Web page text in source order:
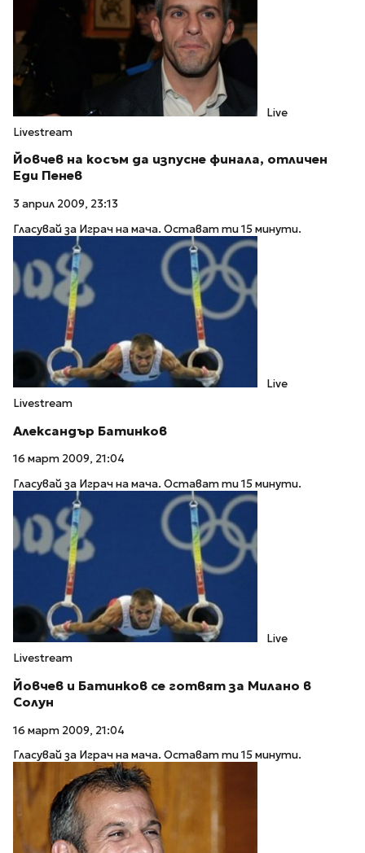
Live
Livestream
Йовчев на косъм да изпусне финала, отличен
Еди Пенев
3 април 2009, 23:13
Гласувай за Играч на мача. Остават ти 15 минути.
Live
Livestream
Александър Батинков
16 март 2009, 21:04
Гласувай за Играч на мача. Остават ти 15 минути.
Live
Livestream
Йовчев и Батинков се готвят за Милано в
Солун
16 март 2009, 21:04
Гласувай за Играч на мача. Остават ти 15 минути.